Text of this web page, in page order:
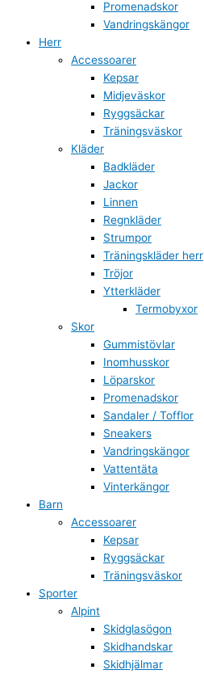
Promenadskor
Vandringskängor
Herr
Accessoarer
Kepsar
Midjeväskor
Ryggsäckar
Träningsväskor
Kläder
Badkläder
Jackor
Linnen
Regnkläder
Strumpor
Träningskläder herr
Tröjor
Ytterkläder
Termobyxor
Skor
Gummistövlar
Inomhusskor
Löparskor
Promenadskor
Sandaler / Tofflor
Sneakers
Vandringskängor
Vattentäta
Vinterkängor
Barn
Accessoarer
Kepsar
Ryggsäckar
Träningsväskor
Sporter
Alpint
Skidglasögon
Skidhandskar
Skidhjälmar